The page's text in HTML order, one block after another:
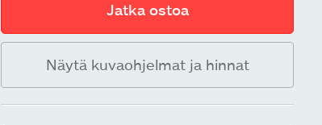
Jatka ostoa
Näytä kuvaohjelmat ja hinnat